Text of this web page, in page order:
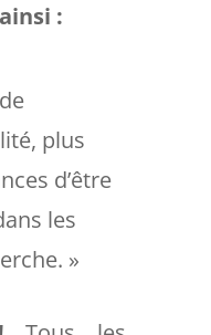
:
plus
d’être
les
»